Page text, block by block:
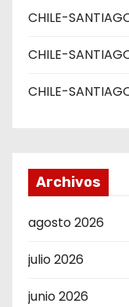
CHILE-
CHILE-
CHILE-
Archivos
agosto 2026
julio 2026
junio 2026